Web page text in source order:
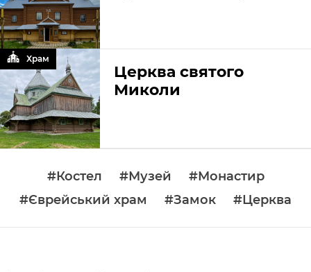
Церква святого
Миколи
Храм
#Костел #Музей
#Монастир
#Єврейський храм
#Замок #Церква